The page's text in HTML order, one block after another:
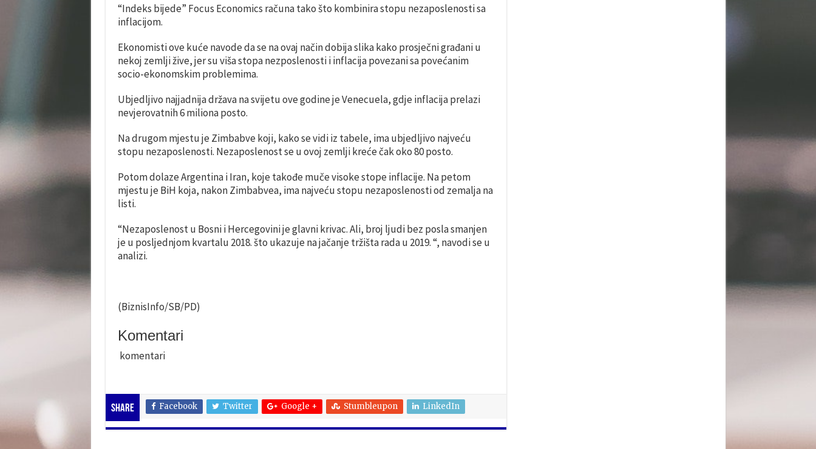
“Indeks bijede” Focus Economics računa tako što kombinira stopu nezaposlenosti sa
inflacijom.
Ekonomisti ove kuće navode da se na ovaj način dobija slika kako prosječni građani u
nekoj zemlji žive, jer su viša stopa nezposlenosti i inflacija povezani sa povećanim
socio-ekonomskim problemima.
Ubjedljivo najjadnija država na svijetu ove godine je Venecuela, gdje inflacija prelazi
nevjerovatnih 6 miliona posto.
Na drugom mjestu je Zimbabve koji, kako se vidi iz tabele, ima ubjedljivo najveću
stopu nezaposlenosti. Nezaposlenost se u ovoj zemlji kreće čak oko 80 posto.
Potom dolaze Argentina i Iran, koje takođe muče visoke stope inflacije. Na petom
mjestu je BiH koja, nakon Zimbabvea, ima najveću stopu nezaposlenosti od zemalja na
listi.
“Nezaposlenost u Bosni i Hercegovini je glavni krivac. Ali, broj ljudi bez posla smanjen
je u posljednjom kvartalu 2018. što ukazuje na jačanje tržišta rada u 2019. “, navodi se u
analizi.
(BiznisInfo/SB/PD)
Komentari
komentari
Share Facebook Twitter Google + Stumbleupon LinkedIn